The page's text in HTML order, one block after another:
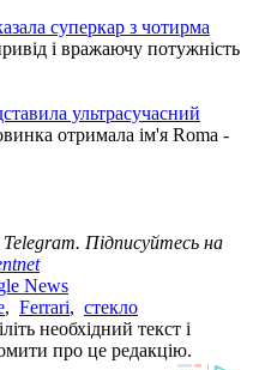
суперкар з чотирма
і вражаючу потужність
ультрасучасний
отримала ім'я Roma -
Telegram. Підписуйтесь на
News
, Ferrari, стекло
необхідний текст і
про це редакцію.